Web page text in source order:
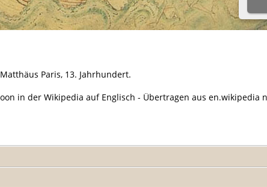
Paris, 13. Jahrhundert.
in der Wikipedia auf Englisch - Übertragen aus en.wikipedia